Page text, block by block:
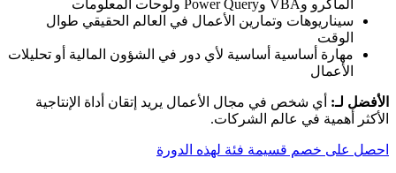
الماكرو وVBA وPower Query ولوحات المعلومات
سيناريوهات وتمارين الأعمال في العالم الحقيقي طوال
الوقت
مهارة أساسية أساسية لأي دور في الشؤون المالية أو تحليلات
الأعمال
الأفضل لـ: أي شخص في مجال الأعمال يريد إتقان أداة الإنتاجية
الأكثر أهمية في عالم الشركات.
احصل على خصم قسيمة فئة لهذه الدورة